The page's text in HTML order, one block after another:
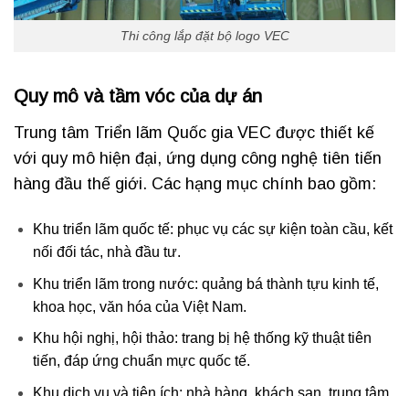
Thi công lắp đặt bộ logo VEC
Quy mô và tầm vóc của dự án
Trung tâm Triển lãm Quốc gia VEC được thiết kế
với quy mô hiện đại, ứng dụng công nghệ tiên tiến
hàng đầu thế giới. Các hạng mục chính bao gồm:
Khu triển lãm quốc tế: phục vụ các sự kiện toàn cầu, kết
nối đối tác, nhà đầu tư.
Khu triển lãm trong nước: quảng bá thành tựu kinh tế,
khoa học, văn hóa của Việt Nam.
Khu hội nghị, hội thảo: trang bị hệ thống kỹ thuật tiên
tiến, đáp ứng chuẩn mực quốc tế.
Khu dịch vụ và tiện ích: nhà hàng, khách sạn, trung tâm